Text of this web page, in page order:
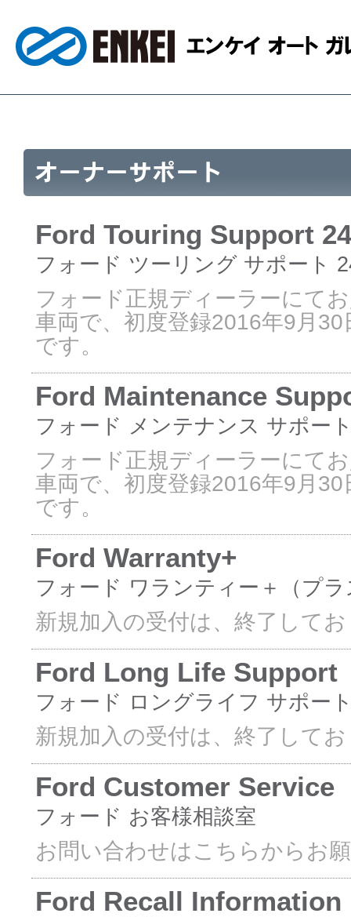
Ford Touring Support 24
フォード ツーリング サポート
フォード正規ディーラーにて
車両で、初度登録2016年9月
です。
Ford Maintenance
フォード メンテナンス サポー
フォード正規ディーラーにて
車両で、初度登録2016年9月
です。
Ford Warranty+
フォード ワランティー＋（プラ
新規加入の受付は、終了して
Ford Long Life Support
フォード ロングライフ サポー
新規加入の受付は、終了して
Ford Customer Service
フォード お客様相談室
お問い合わせはこちらからお
Ford Recall Information